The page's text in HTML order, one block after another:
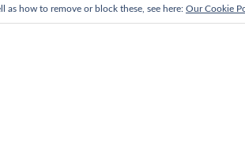
as how to remove or block these, see here: Our Cookie